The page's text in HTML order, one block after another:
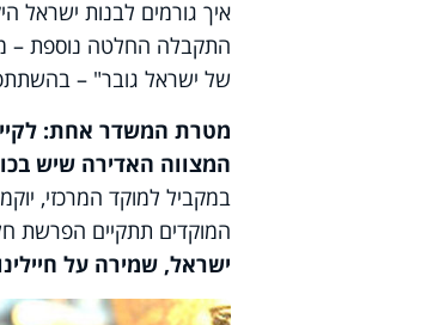
איך גורמים לבנות ישראל
התקבלה החלטה נוספת –
של ישראל גובר" –
מטרת המשדר אחת:
המצווה האדירה שיש
במקביל למוקד המרכזי,
המוקדים תתקיים הפרשת
ישראל, שמירה על